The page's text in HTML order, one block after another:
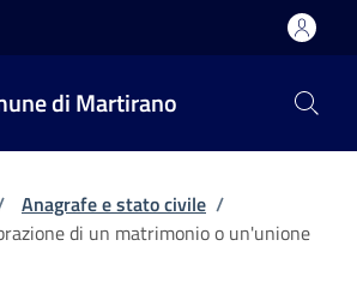
di Martirano
pane
Anagrafe e stato civile /
di un matrimonio o un'unione